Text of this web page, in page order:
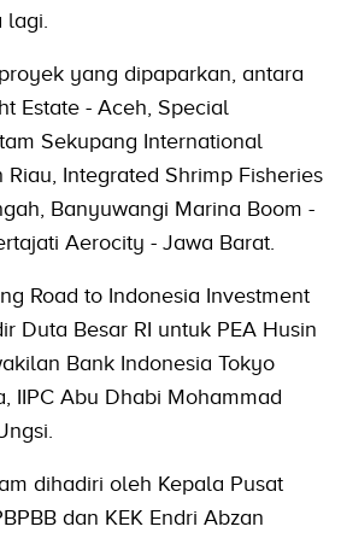
lagi.
yang dipaparkan, antara
Estate - Aceh, Special
Sekupang International
Integrated Shrimp Fisheries
Banyuwangi Marina Boom -
Aerocity - Jawa Barat.
Road to Indonesia Investment
Duta Besar RI untuk PEA Husin
Bank Indonesia Tokyo
IIPC Abu Dhabi Mohammad
dihadiri oleh Kepala Pusat
dan KEK Endri Abzan